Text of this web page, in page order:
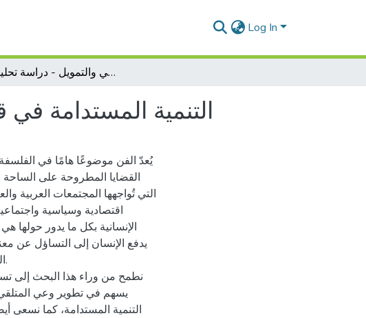
Log In
- التنمية المستدامة في قطاع الفنون والثقافة في والتمويل - دراسة تحليلية
- التنمية المستدامة
يُعدّ الفن موضوعًا هامًا في
القضايا المطروحة على
التي تُواجهها المجتمعات العربية
اقتصادية وسياسية
الإنسانية بكل ما يدور حولها
يدفع الإنسان إلى التساؤل عن
نطمح من وراء هذا البحث إلى
يسهم في تطوير وعي
التنمية المستدامة، كما